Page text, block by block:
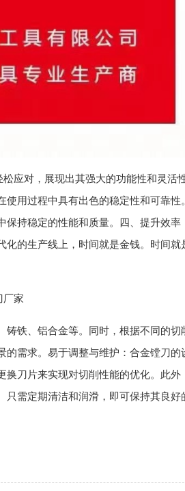
应对，展现出其强大的功能性和灵活
用过程中具有出色的稳定性和可靠性
持稳定的性能和质量。四、提升效率
化的生产线上，时间就是金钱。时间
厂家
铁、铝合金等。同时，根据不同的切
需求。易于调整与维护：合金镗刀的
刀片来实现对切削性能的优化。此外
需定期清洁和润滑，即可保持其良好